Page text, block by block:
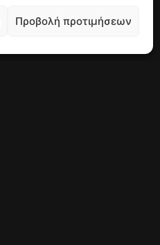
Προβολή προτιμήσεων